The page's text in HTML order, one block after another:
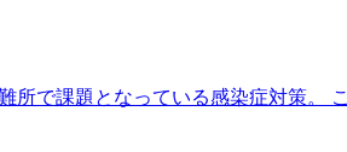
所で課題となっている感染症対策。